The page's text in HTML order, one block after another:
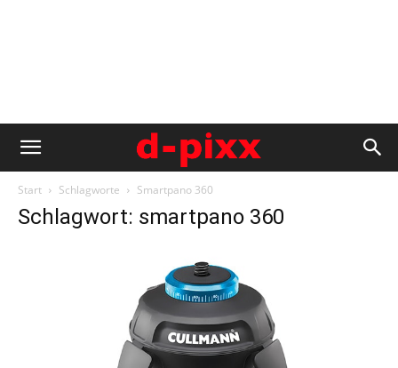
Start Schlagworte Smartpano 360
Schlagwort: smartpano 360